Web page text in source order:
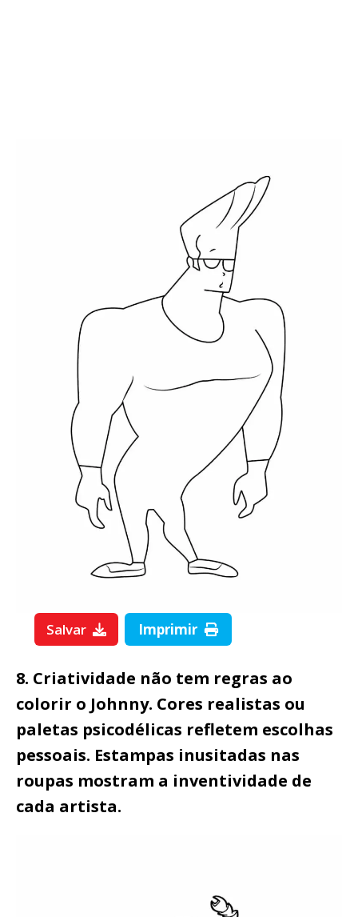
Salvar Imprimir
8. Criatividade não tem regras ao
colorir o Johnny. Cores realistas ou
paletas psicodélicas refletem escolhas
pessoais. Estampas inusitadas nas
roupas mostram a inventividade de
cada artista.